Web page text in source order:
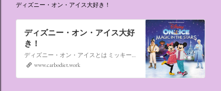
ディズニー・オン・アイス大好き！
ディズニー・オン・アイス大好
き！
ディズニー・オン・アイスとは ミッキーマウスやミニーマウスをはじめ、たくさんのディズニーキャラクターが登場し、世代を超えて愛され続けている、氷の上のミュージカルショーです。
www.carbodiet.work